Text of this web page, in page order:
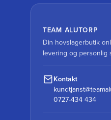
TEAM ALUTORP
Din hovslagerbutik
levering og personlig
Kontakt
0727-434 434